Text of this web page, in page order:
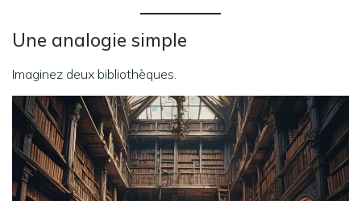
Une analogie simple
Imaginez deux bibliothèques.